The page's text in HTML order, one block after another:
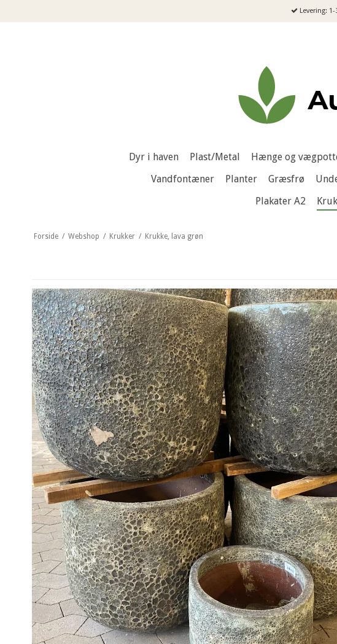
Levering:
Dyr i haven Plast/Metal Hænge og
Vandfontæner
Planter Græsfrø
Plakater A2
Forside / Webshop / Krukker / Krukke, lava grøn